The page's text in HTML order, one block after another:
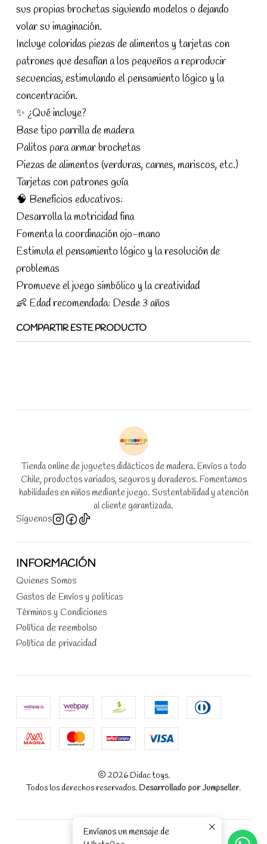
sus propias brochetas siguiendo modelos o dejando
volar su imaginación.
Incluye coloridas piezas de alimentos y tarjetas con
patrones que desafían a los pequeños a reproducir
secuencias, estimulando el pensamiento lógico y la
concentración.
✨ ¿Qué incluye?
Base tipo parrilla de madera
Palitos para armar brochetas
Piezas de alimentos (verduras, carnes, mariscos, etc.)
Tarjetas con patrones guía
🧠 Beneficios educativos:
Desarrolla la motricidad fina
Fomenta la coordinación ojo-mano
Estimula el pensamiento lógico y la resolución de
problemas
Promueve el juego simbólico y la creatividad
👶 Edad recomendada: Desde 3 años
COMPARTIR ESTE PRODUCTO
Tienda online de juguetes didácticos de madera. Envíos a todo
Chile, productos variados, seguros y duraderos. Fomentamos
habilidades en niños mediante juego. Sustentabilidad y atención
al cliente garantizada.
Síguenos
INFORMACIÓN
Quienes Somos
Gastos de Envíos y politicas
Términos y Condiciones
Política de reembolso
Política de privacidad
2026 Didac toys.
Todos los derechos reservados. Desarrollado por Jumpseller.
Envíanos un mensaje de